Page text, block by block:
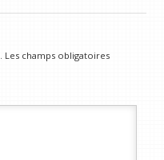
Les champs obligatoires